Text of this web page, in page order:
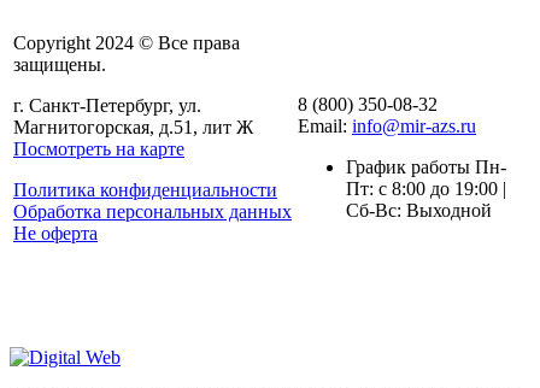
Copyright 2024 © Все права
защищены.
г. Санкт-Петербург, ул.
Магнитогорская, д.51, лит Ж
Посмотреть на карте
Политика конфиденциальности
Обработка персональных данных
Не оферта
8 (800) 350-08-32
Email: info@mir-azs.ru
График работы Пн-
Пт: с 8:00 до 19:00 |
Сб-Вс: Выходной